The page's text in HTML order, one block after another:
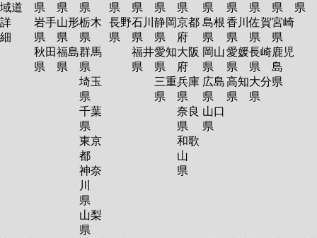
域
詳
細
道 県
岩手
県
秋田
県
県
山形
県
福島
県
県
栃木
県
群馬
県
埼玉
県
千葉
県
東京
都
神奈
川
県
山梨
県
県
長野
県
県
石川
県
福井
県
県
静岡
県
愛知
県
三重
県
県
京都
府
大阪
府
兵庫
県
奈良
県
和歌
山
県
県
島根
県
岡山
県
広島
県
山口
県
県
香川
県
愛媛
県
高知
県
県
佐賀
県
長崎
県
大分
県
県
宮崎
県
鹿児
島
県
県